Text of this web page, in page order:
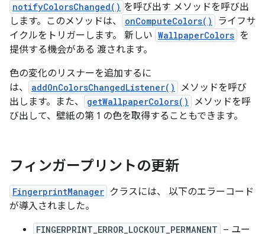
notifyColorsChanged() を呼び出す メソッドを呼び出
します。このメソッドは、
onComputeColors()
ライフサ
イクルをトリガーします。 新しい WallpaperColors を
提供する機会がある 渡されます。
色の変化のリスナーを追加するに
は、
addOnColorsChangedListener()
メソッドを呼び
出します。また、
getWallpaperColors()
メソッドを呼
び出して、壁紙の第 1 の色を取得することもできます。
フィンガープリントの更新
FingerprintManager クラスには、 以下のエラーコード
が導入されました。
FINGERPRINT_ERROR_LOCKOUT_PERMANENT – ユー